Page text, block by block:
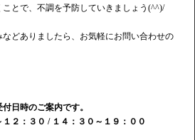
とで、不調を予防していきましょう(^^)/
どありましたら、お気軽にお問い合わせの
日時のご案内です。
：３０ / １４：３０～１９：００